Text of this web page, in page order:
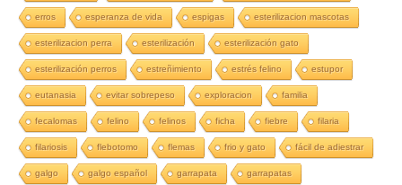
erros esperanza de vida espigas esterilizacion mascotas
esterilizacion perra esterilización esterilización gato
esterilización perros estreñimiento estrés felino estupor
eutanasia evitar sobrepeso exploracion familia
fecalomas felino felinos ficha fiebre filaria
filariosis flebotomo flemas frio y gato fácil de adiestrar
galgo galgo español garrapata garrapatas